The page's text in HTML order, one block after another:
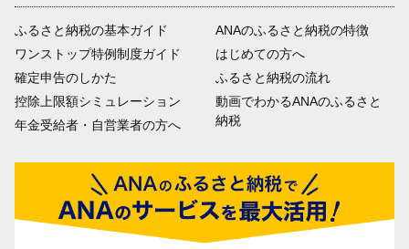
ふるさと納税の基本ガイド
ワンストップ特例制度ガイド
確定申告のしかた
控除上限額シミュレーション
年金受給者・自営業者の方へ
ANAのふるさと納税の特徴
はじめての方へ
ふるさと納税の流れ
動画でわかるANAのふるさと
納税